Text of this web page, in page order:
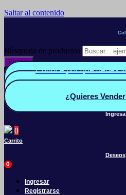
Saltar al contenido
Búsqueda de productos
Buscar
Conoce por qué debes
Quiero Vender
¿Quieres
Ingresa
0
Carrito
Deseos
0
Ingresar
Registrarse